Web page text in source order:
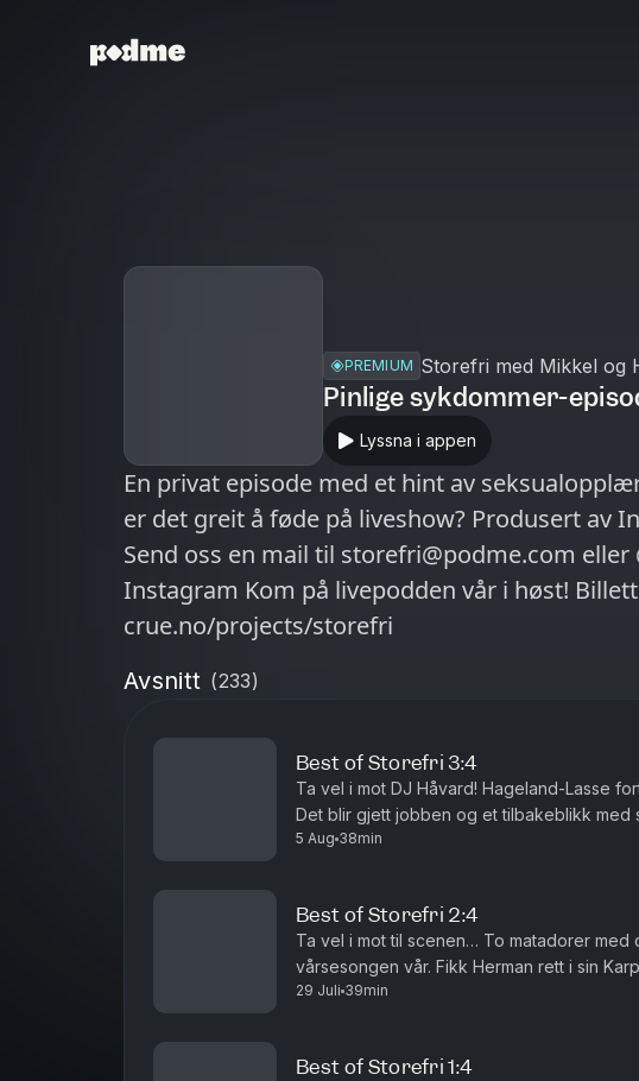
PREMIUM Storefri med Mikkel og
Pinlige sykdommer-
Lyssna i appen
En privat episode med et hint av
er det greit å føde på liveshow? Produsert av
Send oss en mail til storefri@podme.com
Instagram Kom på livepodden vår i høst! Billetter finner du på
crue.no/projects/storefri
Avsnitt (233)
Best of Storefri 3:4
Ta vel i mot DJ Håvard! Hageland-Lasse
Det blir gjett jobben og et tilbakeblikk med
av Ingrid Alice Mortensen.
5 Aug 38min
Best of Storefri 2:4
Ta vel i mot til scenen… To matadorer
vårsesongen vår. Fikk Herman rett i sin
tulletelefon og fis og et gjenhør med
29 Juli 39min
Best of Storefri 1:4